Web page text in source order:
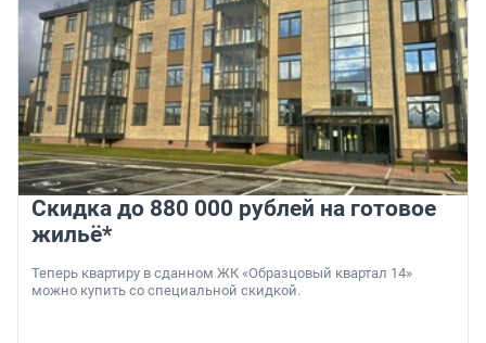
Скидка до 880 000 рублей на готовое
жильё*
Теперь квартиру в сданном ЖК «Образцовый квартал 14»
можно купить со специальной скидкой.